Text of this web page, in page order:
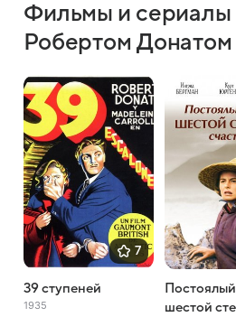
Фильмы и сериалы
Робертом Донатом
7
39 ступеней
1935
шестой